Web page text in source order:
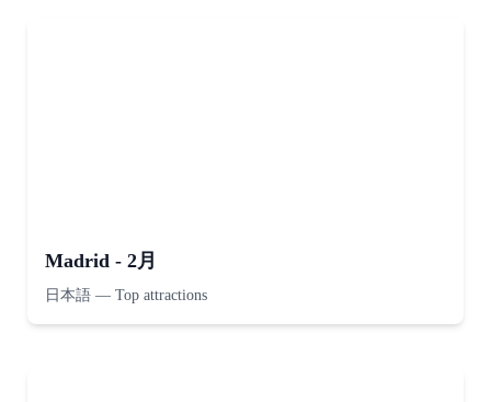
Madrid - 2月
日本語 — Top attractions